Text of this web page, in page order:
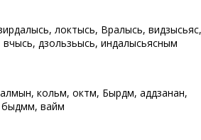
локтысь, Вӧралысь, видзысьяс,
вӧчысь, дзользьысь, индалысьясным
кольӧм, октӧм, Бырӧдӧм, аддзанаӧн,
вайӧм